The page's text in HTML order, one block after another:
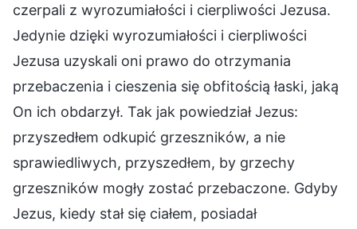
czerpali z wyrozumiałości i cierpliwości Jezusa.
Jedynie dzięki wyrozumiałości i cierpliwości
Jezusa uzyskali oni prawo do otrzymania
przebaczenia i cieszenia się obfitością łaski, jaką
On ich obdarzył. Tak jak powiedział Jezus:
przyszedłem odkupić grzeszników, a nie
sprawiedliwych, przyszedłem, by grzechy
grzeszników mogły zostać przebaczone. Gdyby
Jezus, kiedy stał się ciałem, posiadał